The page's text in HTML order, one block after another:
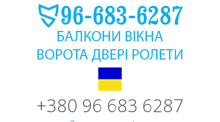
+380 96 683 6287